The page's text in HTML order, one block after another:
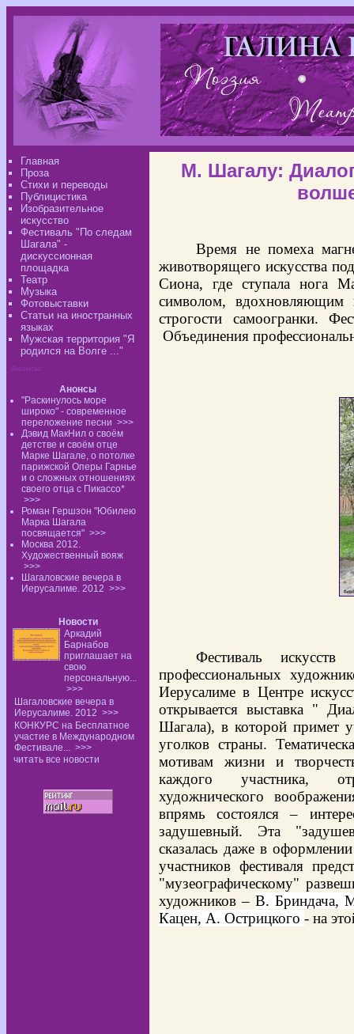
Главная
Проза
Стихи и переводы
Публицистика
Изобразительное
искусство
Фестиваль "По следам
Шагала" -
дискуссионная
площадка
Театр
Музыка
Фотовыставки
Статьи на иностранных
языках
Мужская территория "Я
родился на Волге ..."
Анонсы:
Анонсы
"Раскинулось море
широко" - современное
переложение песни >>>
Дэвид МакНил о своём
детстве и своём отце
Марке Шагале, о потолке
парижской Оперы Гарнье
и о сложных отношениях
своего отца с Пикассо*
>>>
Роман Гершзон "Юбилею
Марка Шагала
посвящается" >>>
Москва 2012.
Художественный вояж
>>>
Шагаловские вечера в
Иерусалиме. 2012 >>>
Новости
Аркадий
Барнабов
приглашает на
свою
персональную...
>>>
Шагаловские вечера в
Иерусалиме. 2012 >>>
КОНКУРС на Бесплатное
участие в Международном
Фестивале... >>>
читать все новости
М. Шагалу:
Время не помеха
животворящего искусства
Сиона, где ступала нога
символом, вдохновляющим
строгости самоогранки.
Объединения
Фестиваль
профессиональных
Иерусалиме в Центре
открывается выставка "
Шагала), в которой примет
уголков страны.
мотивам жизни и
каждого участника,
художнического
впрямь состоялся –
задушевный. Эта
сказалась даже в
участников фестиваля
"музеографическому"
художников – В. Бриндача,
Кацен, А. Острицкого - на